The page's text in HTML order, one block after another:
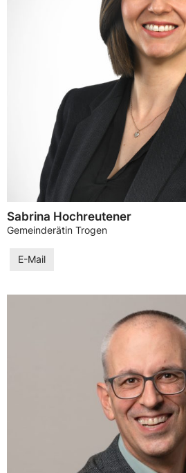
Sabrina Hochreutener
Gemeinderätin Trogen
E-Mail